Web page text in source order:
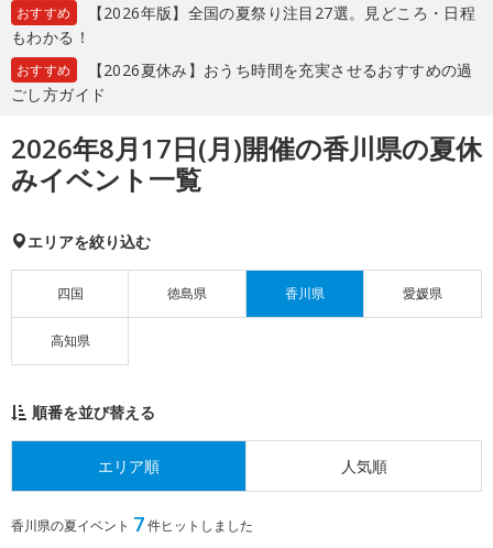
おすすめ
【2026年版】全国の夏祭り注目27選。見どころ・日程
もわかる！
おすすめ
【2026夏休み】おうち時間を充実させるおすすめの過
ごし方ガイド
2026年8月17日(月)開催の香川県の夏休
みイベント一覧
エリアを絞り込む
四国 徳島県 香川県 愛媛県
高知県
順番を並び替える
エリア順 人気順
香川県の夏イベント 7件ヒットしました